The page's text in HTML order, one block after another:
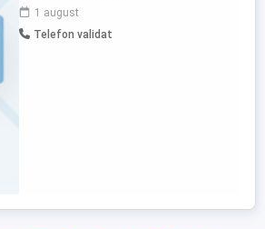
de implicare in ceea ce face, dornica de
un loc de munca stabil si de lunga durata
pentru activitate de prestari servicii,
1 august
Telefon validat